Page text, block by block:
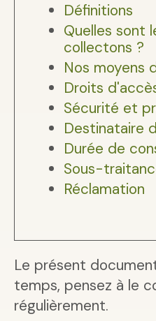
Définitions
Quelles sont
collectons ?
Nos moyens
Droits
Sécurité et
Destinataire
Durée de
Sous-
Réclamation
Le présent
temps, pensez à le
régulièrement.